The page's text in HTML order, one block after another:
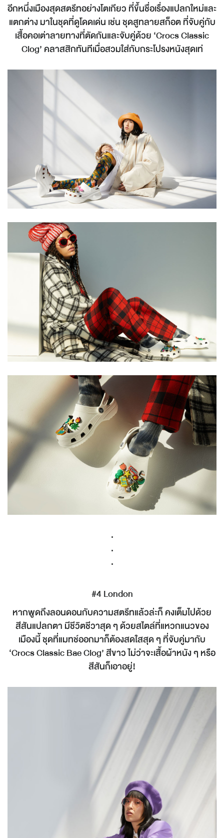
อีกหนึ่งเมืองสุดสตรีทอย่างโตเกียว ที่ขึ้นชื่อเรื่องแปลกใหม่และ
แตกต่าง มาในชุดที่ดูโดดเด่น เช่น ชุดสูทลายสก็อต ที่จับคู่กับ
เสื้อคอเต่าลายทางที่ตัดกันและจับคู่ด้วย ‘Crocs Classic
Clog’ คลาสสิกทันทีเมื่อสวมใส่กับกระโปรงหนังสุดเท่
.
.
.
#4 London
หากพูดถึงลอนดอนกับความสตรีทแล้วล่ะก็ คงเต็มไปด้วย
สีสันแปลกตา มีชีวิตชีวาสุด ๆ ด้วยสไตล์ที่แหวกแนวของ
เมืองนี้ ชุดที่แมทช์ออกมาก็ต้องสดใสสุด ๆ ที่จับคู่มากับ
‘Crocs Classic Bae Clog’ สีขาว ไม่ว่าจะเสื้อผ้าหนัง ๆ หรือ
สีสันก็เอาอยู่!